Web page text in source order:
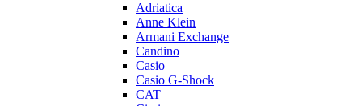
Adriatica
Anne Klein
Armani Exchange
Candino
Casio
Casio G-Shock
CAT